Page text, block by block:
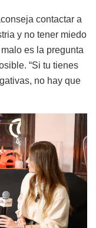
contactar a
y no tener miedo
es la pregunta
“Si tu tienes
no hay que